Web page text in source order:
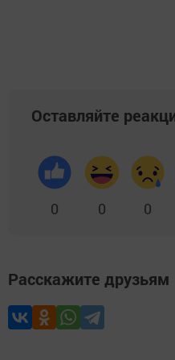
Оставляйте
0 0 0
Расскажите друзьям